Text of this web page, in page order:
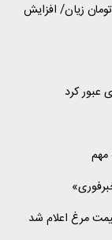
مرغ؛ فروش هر کیلو با ۵۰ هزار تومان زیان/ افزایش
مهم
مرغ اعلام شد